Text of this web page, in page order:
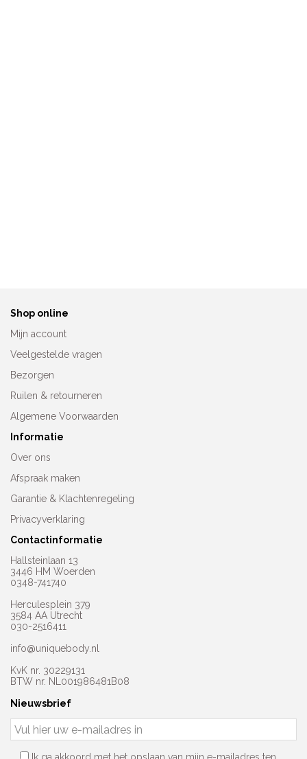
Shop online
Mijn account
Veelgestelde vragen
Bezorgen
Ruilen & retourneren
Algemene Voorwaarden
Informatie
Over ons
Afspraak maken
Garantie & Klachtenregeling
Privacyverklaring
Contactinformatie
Hallsteinlaan 13
3446 HM Woerden
0348-741740
Herculesplein 379
3584 AA Utrecht
030-2516411
info@uniquebody.nl
KvK nr. 30229131
BTW nr. NL001986481B08
Nieuwsbrief